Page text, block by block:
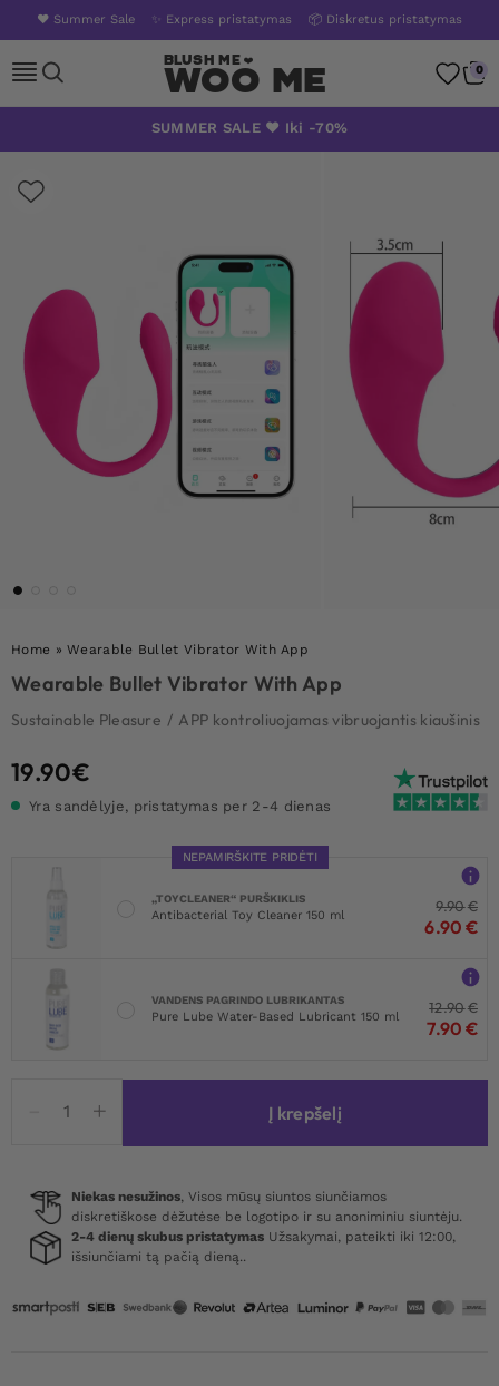
❤️ Summer Sale ✨ Express pristatymas 📦 Diskretus pristatymas
Woo Me 0
SUMMER SALE ❤️ Iki -70%
Home »Wearable Bullet Vibrator With App
Wearable Bullet Vibrator With App
Sustainable Pleasure / APP kontroliuojamas vibruojantis kiaušinis
19.90€
Yra sandėlyje, pristatymas per 2-4 dienas
NEPAMIRŠKITE PRIDĖTI
„TOYCLEANER“ PURŠKIKLIS
Antibacterial Toy Cleaner 150 ml
9.90€
6.90 €
VANDENS PAGRINDO LUBRIKANTAS
Pure Lube Water-Based Lubricant 150 ml
12.90€
7.90 €
kiekis:
Wearable
Vibrator
With
App
Į krepšelį
Niekas nesužinos, Visos mūsų siuntos siunčiamos
diskretiškose dėžutėse be logotipo ir su anoniminiu siuntėju.
2-4 dienų skubus pristatymas Užsakymai, pateikti iki 12:00,
išsiunčiami tą pačią dieną..